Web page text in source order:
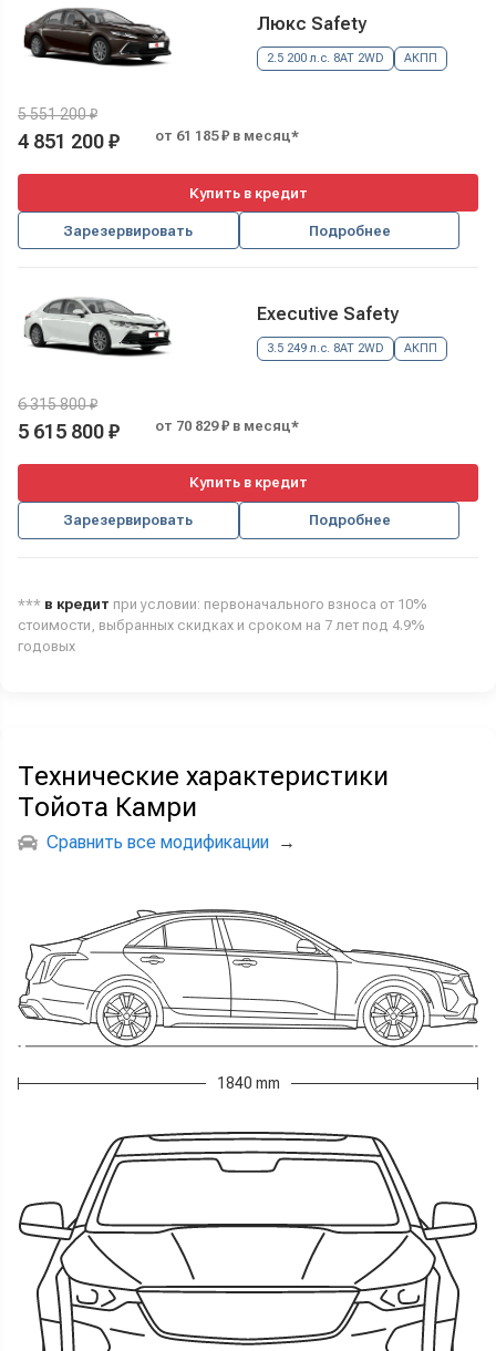
Люкс Safety
2.5 200 л.с. 8AT 2WD АКПП
5 551 200 ₽
4 851 200 ₽ от 61 185 ₽ в месяц*
Купить в кредит
Зарезервировать Подробнее
Executive Safety
3.5 249 л.с. 8AT 2WD АКПП
6 315 800 ₽
5 615 800 ₽ от 70 829 ₽ в месяц*
Купить в кредит
Зарезервировать Подробнее
*** в кредит при условии: первоначального взноса от 10%
стоимости, выбранных скидках и сроком на 7 лет под 4.9%
годовых
Технические характеристики
Тойота Камри
Сравнить все модификации →
1840 mm